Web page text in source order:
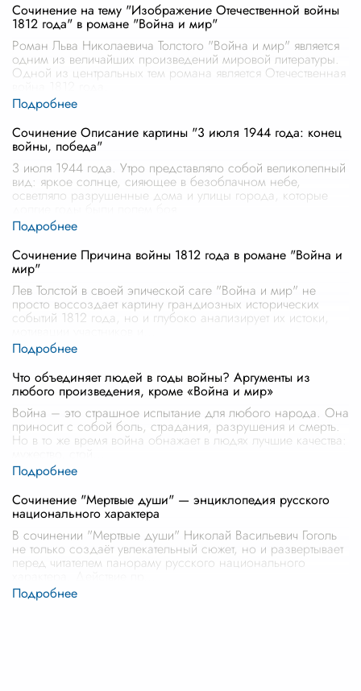
Сочинение на тему "Изображение Отечественной войны
1812 года" в романе "Война и мир"
Роман Льва Николаевича Толстого "Война и мир" является
одним из величайших произведений мировой литературы.
Одной из центральных тем романа является Отечественная
Сочинение Описание картины "3 июля 1944 года: конец
войны, победа"
3 июля 1944 года. Утро представляло собой великолепный
вид: яркое солнце, сияющее в безоблачном небе,
осветляло разрушенные дома и улицы города, которые
Сочинение Причина войны 1812 года в романе "Война и
мир"
Лев Толстой в своей эпической саге "Война и мир" не
просто воссоздает картину грандиозных исторических
событий 1812 года, но и глубоко анализирует их истоки,
Что объединяет людей в годы войны? Аргументы из
любого произведения, кроме «Война и мир»
Война – это страшное испытание для любого народа. Она
приносит с собой боль, страдания, разрушения и смерть.
Но в то же время война обнажает в людях лучшие качества:
Сочинение "Мертвые души" — энциклопедия русского
национального характера
В сочинении "Мертвые души" Николай Васильевич Гоголь
не только создаёт увлекательный сюжет, но и развертывает
перед читателем панораму русского национального